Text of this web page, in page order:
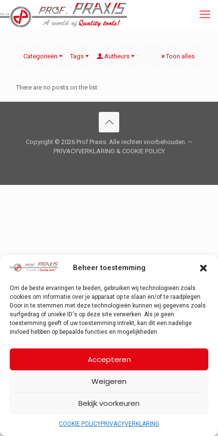
Beheer toestemming
Om de beste ervaringen te bieden, gebruiken wij technologieën zoals
cookies om informatie over je apparaat op te slaan en/of te raadplegen.
Door in te stemmen met deze technologieën kunnen wij gegevens zoals
surfgedrag of unieke ID's op deze site verwerken. Als je geen
toestemming geeft of uw toestemming intrekt, kan dit een nadelige
invloed hebben op bepaalde functies en mogelijkheden.
Accepteren
Weigeren
Bekijk voorkeuren
COOKIE POLICYPRIVACYVERKLARING
Categorieën Tags Autheurs Toon alles
There are no posts on the list.
Copyright © 2026 Prof Praxis. Alle rechten voorbehouden. —
PRIVACYVERKLARING & COOKIE POLICY